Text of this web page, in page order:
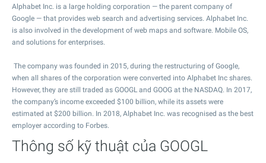
Alphabet Inc. is a large holding corporation — the parent company of
Google — that provides web search and advertising services. Alphabet Inc.
is also involved in the development of web maps and software. Mobile OS,
and solutions for enterprises.
The company was founded in 2015, during the restructuring of Google,
when all shares of the corporation were converted into Alphabet Inc shares.
However, they are still traded as GOOGL and GOOG at the NASDAQ. In 2017,
the company’s income exceeded $100 billion, while its assets were
estimated at $200 billion. In 2018, Alphabet Inc. was recognised as the best
employer according to Forbes.
Thông số kỹ thuật của GOOGL